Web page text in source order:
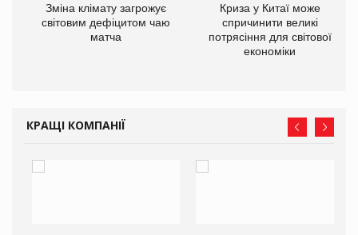
Зміна клімату загрожує
світовим дефіцитом чаю
матча
Криза у Китаї може
спричинити великі
потрясіння для світової
економіки
КРАЩІ КОМПАНІЇ